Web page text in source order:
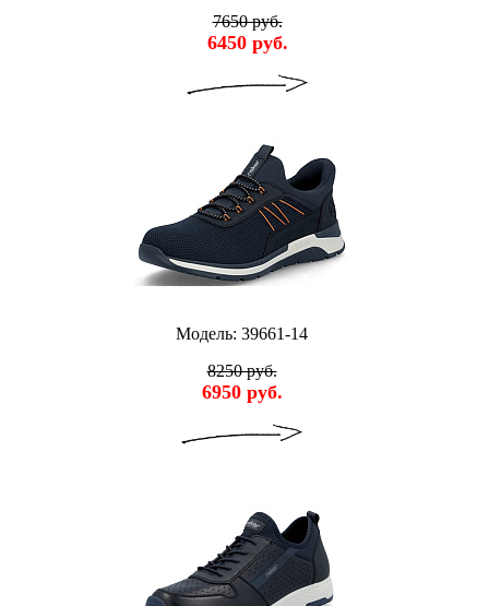
7650 руб.
6450 руб.
Модель: 39661-14
8250 руб.
6950 руб.